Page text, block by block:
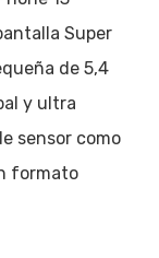
Super
de 5,4
y ultra
sensor como
formato